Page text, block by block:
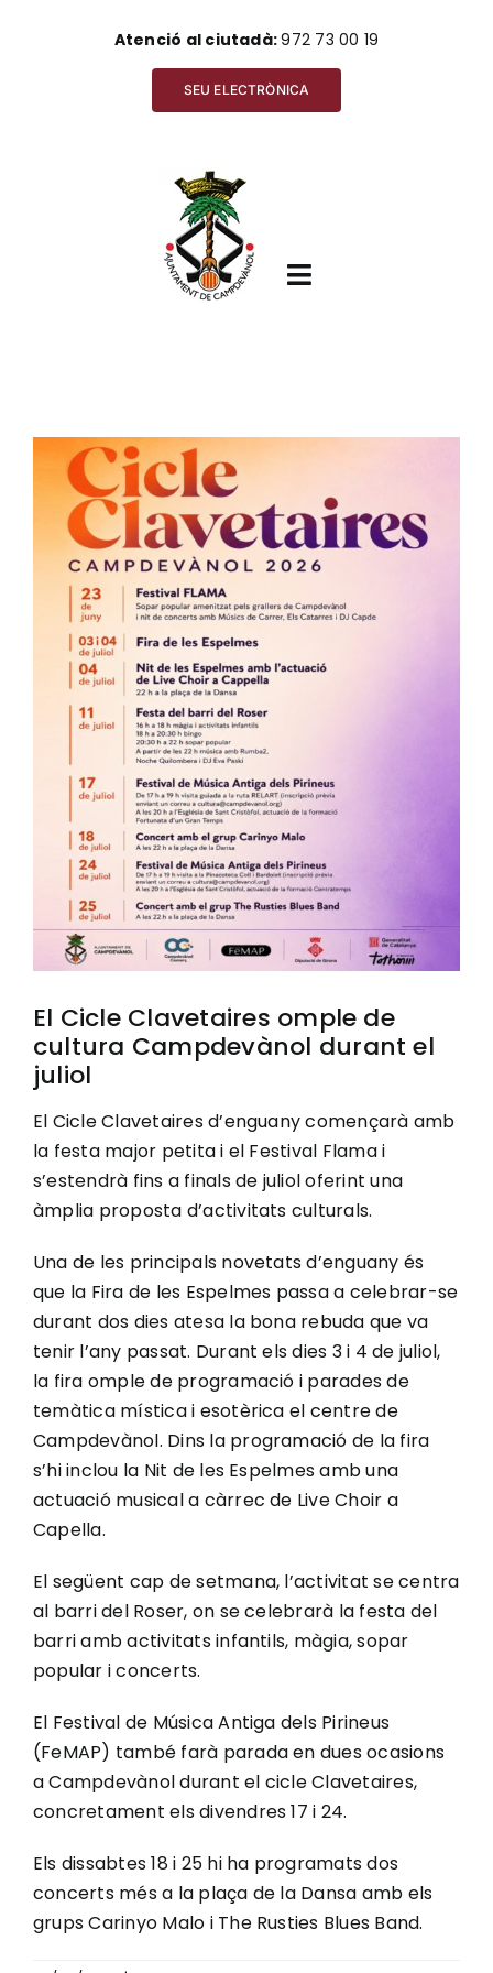
Atenció al ciutadà:972 73 00 19
SEU ELECTRÒNICA
Toggle
Ajuntament
Ciutadania
Actualitat
Municipi
Cerca
Larger
Image
El Cicle Clavetaires omple de
cultura Campdevànol durant el
juliol
El Cicle Clavetaires d’enguany començarà amb
la festa major petita i el Festival Flama i
s’estendrà fins a finals de juliol oferint una
àmplia proposta d’activitats culturals.
Una de les principals novetats d’enguany és
que la Fira de les Espelmes passa a celebrar-se
durant dos dies atesa la bona rebuda que va
tenir l’any passat. Durant els dies 3 i 4 de juliol,
la fira omple de programació i parades de
temàtica mística i esotèrica el centre de
Campdevànol. Dins la programació de la fira
s’hi inclou la Nit de les Espelmes amb una
actuació musical a càrrec de Live Choir a
Capella.
El següent cap de setmana, l’activitat se centra
al barri del Roser, on se celebrarà la festa del
barri amb activitats infantils, màgia, sopar
popular i concerts.
El Festival de Música Antiga dels Pirineus
(FeMAP) també farà parada en dues ocasions
a Campdevànol durant el cicle Clavetaires,
concretament els divendres 17 i 24.
Els dissabtes 18 i 25 hi ha programats dos
concerts més a la plaça de la Dansa amb els
grups Carinyo Malo i The Rusties Blues Band.